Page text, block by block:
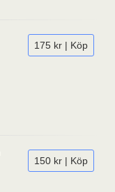
175 kr | Köp
150 kr | Köp